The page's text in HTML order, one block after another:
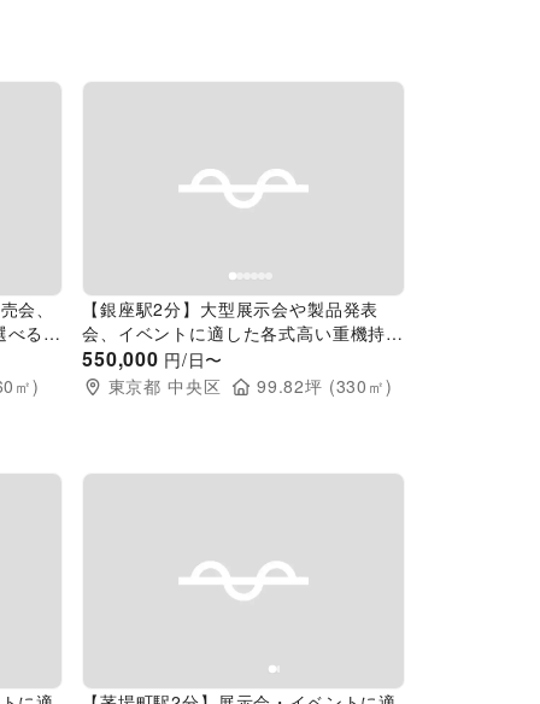
会、
べる会
㎡)
Previous slide
【銀座駅2分】大型展示会や製品発表
会、イベントに適した各式高い重機持ち
込み可能なスペース
550,000 円/日〜
東京都 中央区 99.82坪 (330 ㎡)
Previous slide